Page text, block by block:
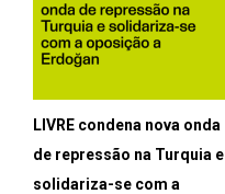
LIVRE condena nova onda
de repressão na Turquia e
solidariza-se com a